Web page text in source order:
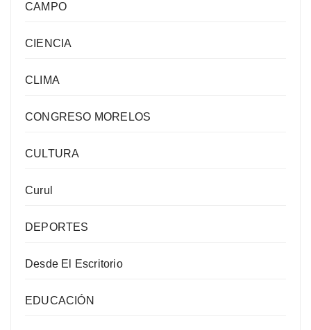
CAMPO
CIENCIA
CLIMA
CONGRESO MORELOS
CULTURA
Curul
DEPORTES
Desde El Escritorio
EDUCACIÓN